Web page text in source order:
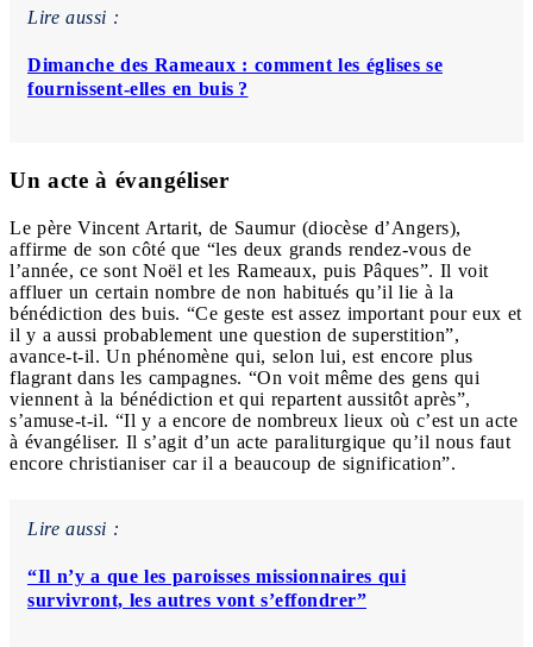
Lire aussi :
Dimanche des Rameaux : comment les églises se
fournissent-elles en buis ?
Un acte à évangéliser
Le père Vincent Artarit, de Saumur (diocèse d’Angers),
affirme de son côté que “les deux grands rendez-vous de
l’année, ce sont Noël et les Rameaux, puis Pâques”. Il voit
affluer un certain nombre de non habitués qu’il lie à la
bénédiction des buis. “Ce geste est assez important pour eux et
il y a aussi probablement une question de superstition”,
avance-t-il. Un phénomène qui, selon lui, est encore plus
flagrant dans les campagnes. “On voit même des gens qui
viennent à la bénédiction et qui repartent aussitôt après”,
s’amuse-t-il. “Il y a encore de nombreux lieux où c’est un acte
à évangéliser. Il s’agit d’un acte paraliturgique qu’il nous faut
encore christianiser car il a beaucoup de signification”.
Lire aussi :
“Il n’y a que les paroisses missionnaires qui
survivront, les autres vont s’effondrer”